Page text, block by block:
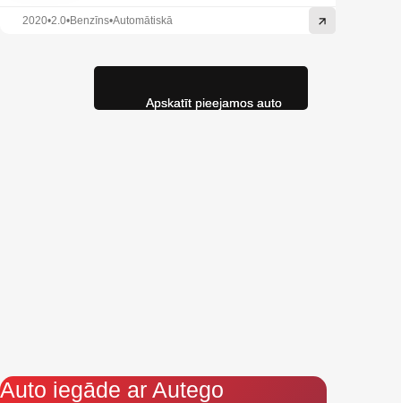
2020•2.0•Benzīns•Automātiskā
Auto iegāde ar Autego